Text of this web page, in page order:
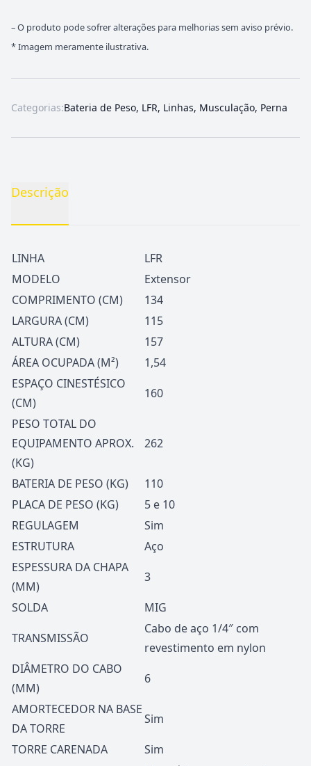
– O produto pode sofrer alterações para melhorias sem aviso prévio.
* Imagem meramente ilustrativa.
Categorias:Bateria de Peso, LFR, Linhas, Musculação, Perna
Descrição
LINHA
LFR
MODELO
Extensor
COMPRIMENTO (CM)
134
LARGURA (CM)
115
ALTURA (CM)
157
ÁREA OCUPADA (M²)
1,54
ESPAÇO CINESTÉSICO
(CM)
160
PESO TOTAL DO
EQUIPAMENTO APROX.
(KG)
262
BATERIA DE PESO (KG)
110
PLACA DE PESO (KG)
5 e 10
REGULAGEM
Sim
ESTRUTURA
Aço
ESPESSURA DA CHAPA
(MM)
3
SOLDA
MIG
TRANSMISSÃO
Cabo de aço 1/4″ com
revestimento em nylon
DIÂMETRO DO CABO
(MM)
6
AMORTECEDOR NA BASE
DA TORRE
Sim
TORRE CARENADA
Sim